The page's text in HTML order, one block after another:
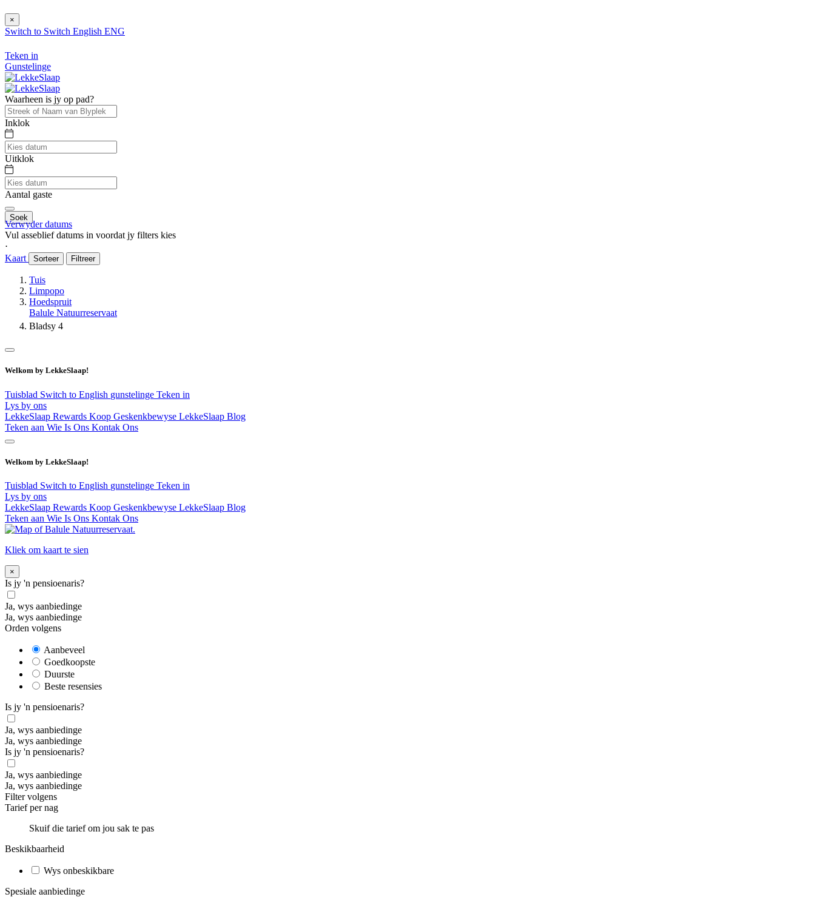
×
Switch to Switch English ENG
Teken in
Gunstelinge
Waarheen is jy op pad?
Inklok
Uitklok
Aantal gaste
Soek
Verwyder datums
Vul asseblief datums in voordat jy filters kies
⋅
Kaart
Sorteer Filtreer
Tuis
Limpopo
Hoedspruit
Balule Natuurreservaat
Bladsy 4
Welkom by LekkeSlaap!
Tuisblad Switch to English gunstelinge Teken in
Lys by ons
LekkeSlaap Rewards Koop Geskenkbewyse LekkeSlaap Blog
Teken aan Wie Is Ons Kontak Ons
Welkom by LekkeSlaap!
Tuisblad Switch to English gunstelinge Teken in
Lys by ons
LekkeSlaap Rewards Koop Geskenkbewyse LekkeSlaap Blog
Teken aan Wie Is Ons Kontak Ons
Kliek om kaart te sien
×
Is jy 'n pensioenaris?
Ja, wys aanbiedinge
Ja, wys aanbiedinge
Orden volgens
Aanbeveel
Goedkoopste
Duurste
Beste resensies
Is jy 'n pensioenaris?
Ja, wys aanbiedinge
Ja, wys aanbiedinge
Is jy 'n pensioenaris?
Ja, wys aanbiedinge
Ja, wys aanbiedinge
Filter volgens
Tarief per nag
Skuif die tarief om jou sak te pas
Beskikbaarheid
Wys onbeskikbare
Spesiale aanbiedinge